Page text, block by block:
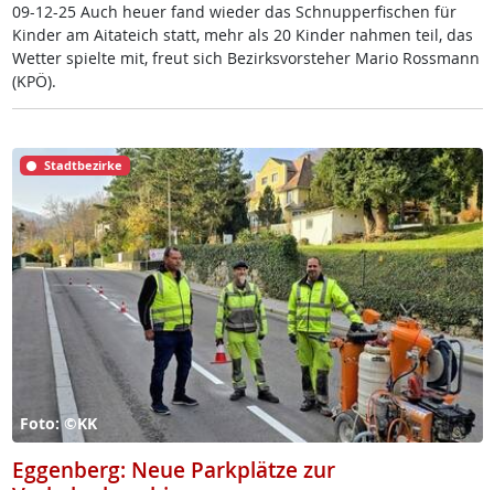
09-12-25 Auch heu­er fand wie­der das Schnup­per­fi­schen für
Kin­der am Ai­ta­t­eich statt, mehr als 20 Kin­der nah­men teil, das
Wet­ter spiel­te mit, freut sich Be­zirks­vor­ste­her Ma­rio Ross­mann
(KPÖ).
Stadtbezirke
Foto: ©KK
Eggenberg: Neue Parkplätze zur